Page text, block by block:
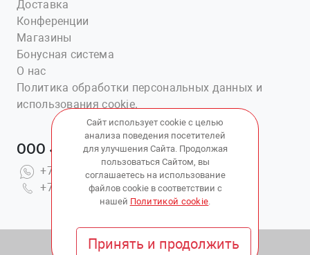
Доставка
Конференции
Магазины
Бонусная система
О нас
Политика обработки персональных данных и
использования cookie.
ООО «Ветаптека №1»
+7(914)703-76-43
+7(423)202-51-15 вн.4
© 2010 - 2026 Copyright:ВетАптека ДВ
Сайт использует cookie с целью
анализа поведения посетителей
для улучшения Сайта. Продолжая
пользоваться Сайтом, вы
соглашаетесь на использование
файлов cookie в соответствии с
нашей Политикой cookie.
Принять и продолжить